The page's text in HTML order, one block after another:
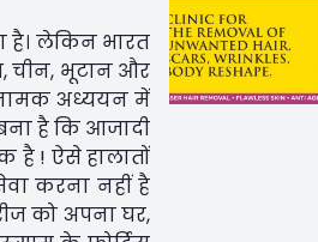
है। लेकिन भारत
चीन, भूटान और
अध्ययन में
है कि आजादी
है ! ऐसे हालातों
करना नहीं है
को अपना घर,